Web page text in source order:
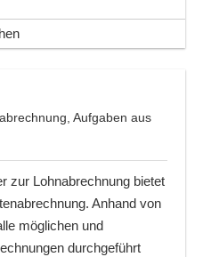
Aufgaben aus
zur Lohnabrechnung bietet
Anhand von
möglichen und
durchgeführt